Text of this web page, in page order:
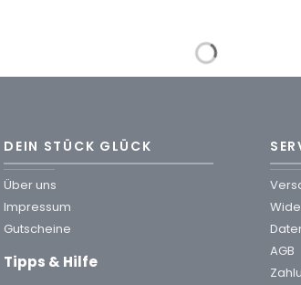
DEIN STÜCK GLÜCK
Über uns
Impressum
Gutscheine
Tipps & Hilfe
AGB